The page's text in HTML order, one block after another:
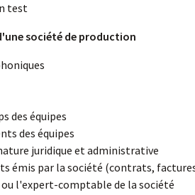
test
société de production
des équipes
des équipes
juridique et administrative
émis par la société (contrats,
l'expert-comptable de la société